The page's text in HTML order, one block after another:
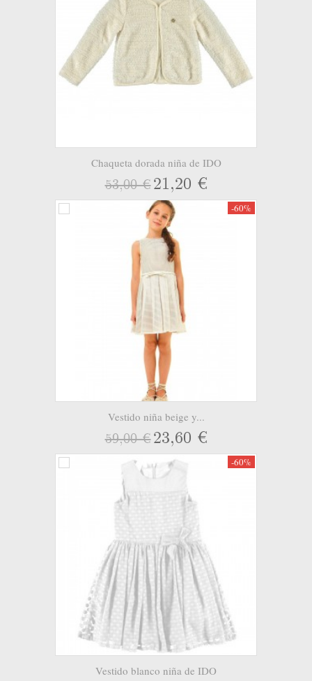
Chaqueta dorada niña de IDO
53,00 €21,20 €
-60%
Vestido niña beige y...
59,00 €23,60 €
-60%
Vestido blanco niña de IDO